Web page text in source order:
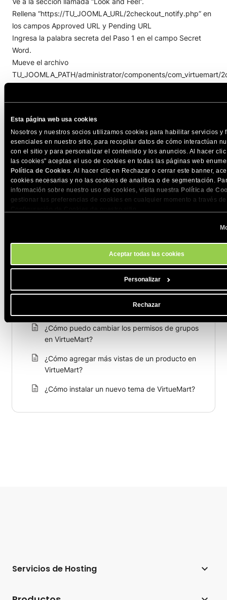
Esta página web usa cookies
Nosotros y nuestros socios utilizamos cookies para habilitar servicios y
esenciales en nuestro sitio, para recopilar datos de cómo interactúan
con el sitio y para personalizar el contenido y los anuncios. Al hacer
las cookies" aceptas el uso de cookies en todas las páginas web
Política de Cookies. Al hacer clic en Rechazar o cerrar este banner,
cookies necesarias y no las cookies de analítica o de segmentación.
información sobre nuestro uso de cookies, visita nuestra Política de
gestionar tus preferencias de cookies en cualquier momento a través
Aceptar todas las cookies
Personalizar
Rechazar
Rellena “https://TU_JOOMLA_URL/2checkout_notify.php” en
los campos Approved URL y Pending URL
Ingresa la palabra secreta del Paso 1 en el campo Secret
Word.
Mueve el archivo
TU_JOOMLA_PATH/administrator/components/com_virtuemart/
2Checkout con actualizaciones automáticas de Estado de
pedido en tu sitio.
COMPARTE ESTE ARTÍCULO
¿Como configurar tu VirtueMart como un
¿Cómo asociar archivos adicionales con
¿Cómo puedo cambiar los permisos de grupos
en VirtueMart?
¿Cómo agregar más vistas de un producto en
VirtueMart?
¿Cómo instalar un nuevo tema de VirtueMart?
Servicios de Hosting